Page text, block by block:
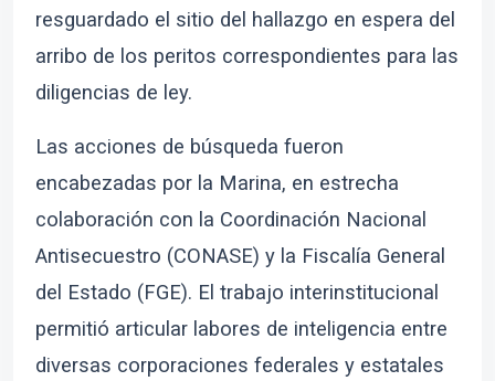
resguardado el sitio del hallazgo en espera del
arribo de los peritos correspondientes para las
diligencias de ley.
Las acciones de búsqueda fueron
encabezadas por la Marina, en estrecha
colaboración con la Coordinación Nacional
Antisecuestro (CONASE) y la Fiscalía General
del Estado (FGE). El trabajo interinstitucional
permitió articular labores de inteligencia entre
diversas corporaciones federales y estatales